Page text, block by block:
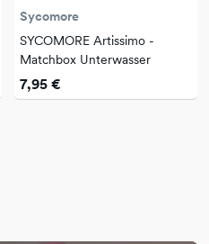
Sycomore
SYCOMORE Artissimo -
Matchbox Unterwasser
7,95 €